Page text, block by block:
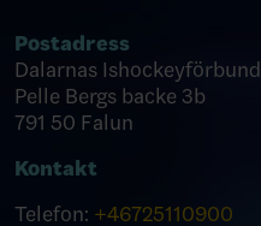
Postadress
Dalarnas Ishockeyförbund
Pelle Bergs backe 3b
791 50 Falun
Kontakt
Telefon: +46725110900